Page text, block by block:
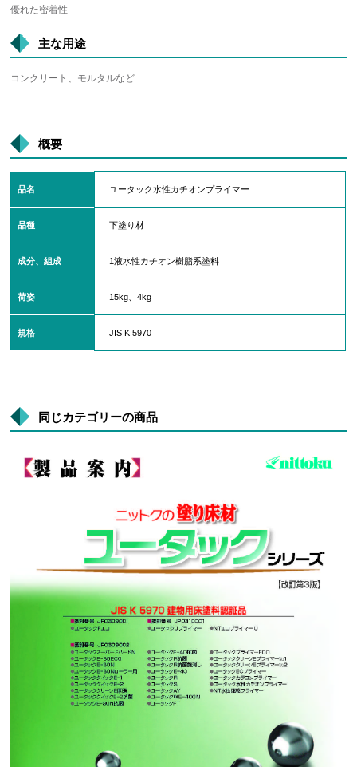
優れた密着性
主な用途
コンクリート、モルタルなど
概要
品名 ユータック水性カチオンプライマー
品種 下塗り材
成分、組成 1液水性カチオン樹脂系塗料
荷姿 15kg、4kg
規格 JIS K 5970
同じカテゴリーの商品